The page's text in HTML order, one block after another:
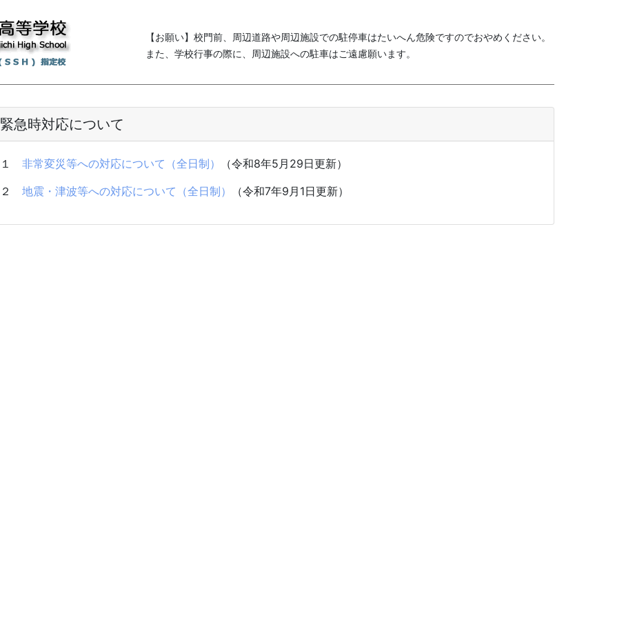
【お願い】校門前、周辺道路や周辺施設での駐停車はたいへん危険ですのでおやめください。
また、学校行事の際に、周辺施設への駐車はご遠慮願います。
緊急時対応について
１ 非常変災等への対応について（全日制）
（令和8年5月29日更新）
２ 地震・津波等への対応について（全日制） （令和7年9月1日更新）